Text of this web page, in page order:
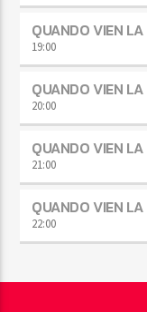
QUANDO VIEN LA
19:00
QUANDO VIEN LA
20:00
QUANDO VIEN LA
21:00
QUANDO VIEN LA
22:00